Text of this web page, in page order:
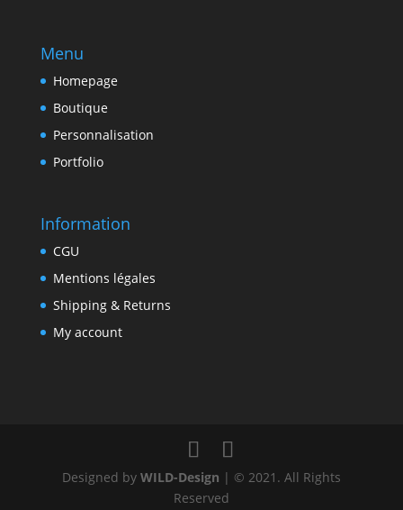
Menu
Homepage
Boutique
Personnalisation
Portfolio
Information
CGU
Mentions légales
Shipping & Returns
My account
Designed by WILD-Design | © 2021. All Rights
Reserved